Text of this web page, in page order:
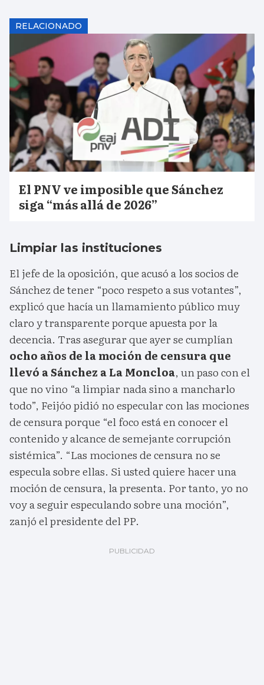
RELACIONADO
El PNV ve imposible que Sánchez
siga “más allá de 2026”
Limpiar las instituciones
El jefe de la oposición, que acusó a los socios de
Sánchez de tener “poco respeto a sus votantes”,
explicó que hacía un llamamiento público muy
claro y transparente porque apuesta por la
decencia. Tras asegurar que ayer se cumplían
ocho años de la moción de censura que
llevó a Sánchez a La Moncloa, un paso con el
que no vino “a limpiar nada sino a mancharlo
todo”, Feijóo pidió no especular con las mociones
de censura porque “el foco está en conocer el
contenido y alcance de semejante corrupción
sistémica”. “Las mociones de censura no se
especula sobre ellas. Si usted quiere hacer una
moción de censura, la presenta. Por tanto, yo no
voy a seguir especulando sobre una moción”,
zanjó el presidente del PP.